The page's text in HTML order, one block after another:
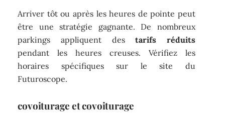
Arriver tôt ou après les heures de pointe peut
être une stratégie gagnante. De nombreux
parkings appliquent destarifs réduits
pendant les heures creuses. Vérifiez les
horaires spécifiques sur le site du
Futuroscope.
covoiturage et covoiturage